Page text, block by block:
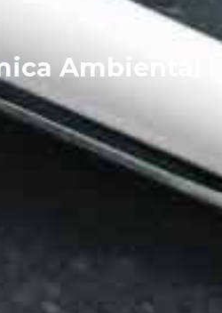
Ambiental